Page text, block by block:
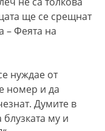
ще се срещнат
– Феята на
нуждае от
номер и да
Думите в
му и